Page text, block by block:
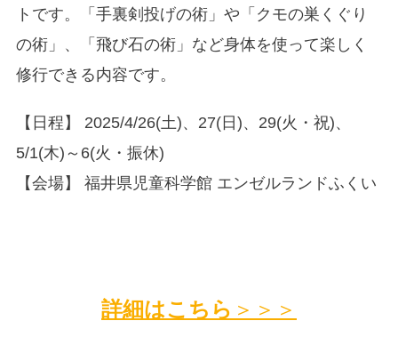
トです。「手裏剣投げの術」や「クモの巣くぐり
の術」、「飛び石の術」など身体を使って楽しく
修行できる内容です。
【日程】 2025/4/26(土)、27(日)、29(火・祝)、
5/1(木)～6(火・振休)
【会場】 福井県児童科学館 エンゼルランドふくい
詳細はこちら ＞＞＞